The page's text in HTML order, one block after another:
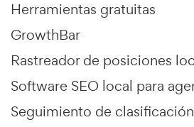
Herramientas gratuitas
GrowthBar
Rastreador de posiciones
Software SEO local para
Seguimiento de